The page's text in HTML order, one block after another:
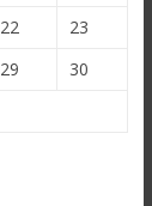
22
23
29
30